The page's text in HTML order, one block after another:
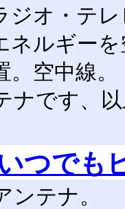
ジオ・テ
ネルギー
空中線。
ナです、
つでも
ンテナ。